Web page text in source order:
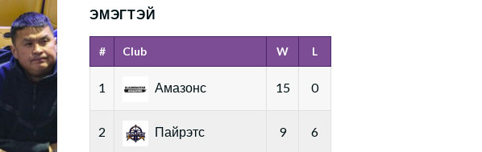
ЭМЭГТЭЙ
# Club W L
1 Амазонс 15 0
2 Пайрэтс 9 6